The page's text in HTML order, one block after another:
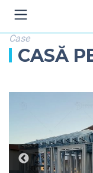
Case
CASĂ